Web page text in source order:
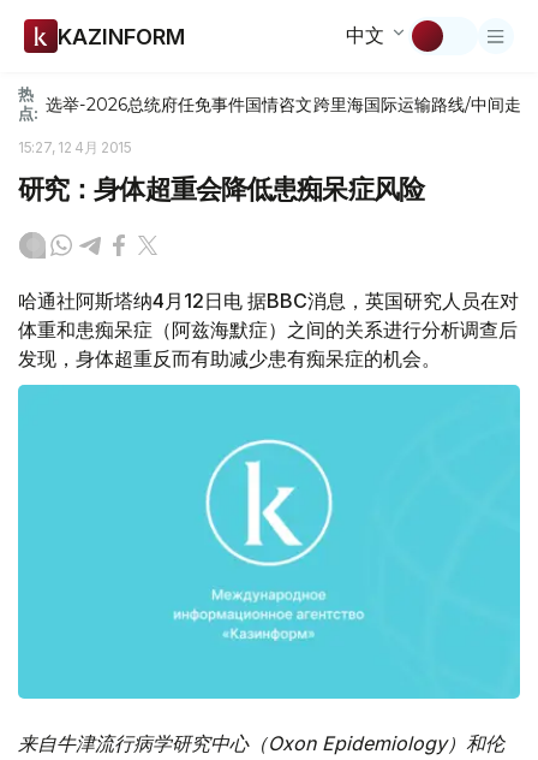
KAZINFORM 中文
热
点: 选举-2026总统府任免事件国情咨文跨里海国际运输路线/中间走廊
15:27, 12 4月 2015
研究：身体超重会降低患痴呆症风险
哈通社阿斯塔纳4月12日电 据BBC消息，英国研究人员在对
体重和患痴呆症（阿兹海默症）之间的关系进行分析调查后
发现，身体超重反而有助减少患有痴呆症的机会。
来自牛津流行病学研究中心（Oxon Epidemiology）和伦